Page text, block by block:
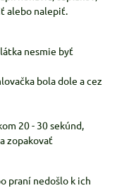
alebo nalepiť.
nesmie byť
bola dole a cez
20 - 30 sekúnd,
zopakovať
praní nedošlo k ich